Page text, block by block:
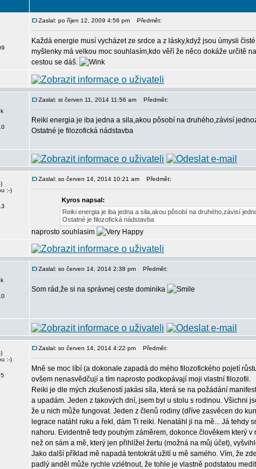
Zaslal: po říjen 12, 2009 4:56 pm Předmět:
Každá energie musí vycházet ze srdce a z lásky,když jsou úmysli
myšlenky má velkou moc souhlasím,kdo věří že něco dokáže určitě
cestou se dáš.
Zaslal: st červen 11, 2014 11:56 am Předmět:
Reiki energia je iba jedna a sila,akou pôsobí na druhého,závisí
Ostatné je filozofická nádstavba
Zaslal: so červen 14, 2014 10:21 am Předmět:
Kyros napsal:
Reiki energia je iba jedna a sila,akou pôsobí na druhého,závisí
Ostatné je filozofická nádstavba
naprosto souhlasim
Zaslal: so červen 14, 2014 2:38 pm Předmět:
Som rád,že si na správnej ceste dominika
Zaslal: so červen 14, 2014 4:22 pm Předmět:
Mně se moc líbí (a dokonale zapadá do mého filozofického pojetí
ovšem nenasvědčují a tím naprosto podkopávají moji vlastní filozofii.
Reiki je dle mých zkušeností jakási síla, která se na požádání
a upadám. Jeden z takových dní, jsem byl u stolu s rodinou. Všichni
že u nich může fungovat. Jeden z členů rodiny (dříve zasvěcen do
legrace natáhl ruku a řekl, dám Ti reiki. Nenatáhl ji na mě... Já
nahoru. Evidentně tedy pouhým záměrem, dokonce člověkem který
než on sám a mě, který jen přihlížel žertu (možná na můj účet),
Jako další příklad mě napadá tentokrát užití u mě samého. Vím, že
padlý anděl může rychle vzlétnout, že tohle je vlastně podstatou